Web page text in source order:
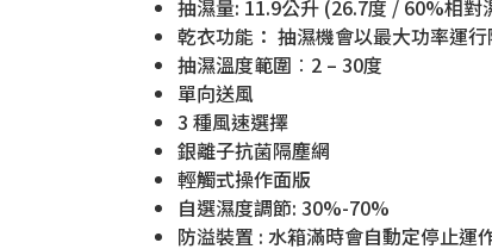
抽濕量: 11.9公升 (26.7度 / 60%相對
乾衣功能： 抽濕機會以最大功率運
抽濕溫度範圍︰2 – 30度
單向送風
3 種風速選擇
銀離子抗菌隔塵網
輕觸式操作面版
自選濕度調節: 30%-70%
防溢裝置 : 水箱滿時會自動定停止運